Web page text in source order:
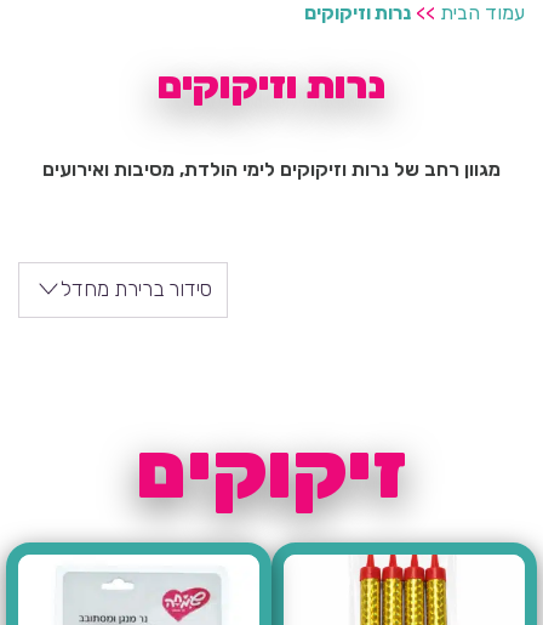
עמוד הבית >> נרות וזיקוקים
נרות וזיקוקים
מגוון רחב של נרות וזיקוקים לימי הולדת, מסיבות ואירועים
סידור ברירת מחדל
זיקוקים